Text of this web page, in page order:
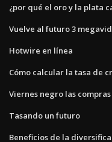
¿por qué el oro y la plata
Vuelve al futuro 3
Hotwire en línea
Cómo calcular la tasa de
Viernes negro las
Tasando un futuro
Beneficios de la